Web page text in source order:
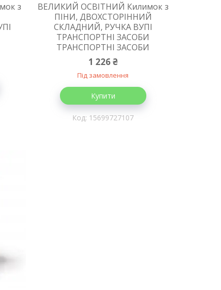
з
ВЕЛИКИЙ ОСВІТНИЙ Килимок з
ПІНИ, ДВОХСТОРІННИЙ
СКЛАДНИЙ, РУЧКА ВУПІ
ТРАНСПОРТНІ ЗАСОБИ
ТРАНСПОРТНІ ЗАСОБИ
1 226 ₴
Під замовлення
Купити
15699727107